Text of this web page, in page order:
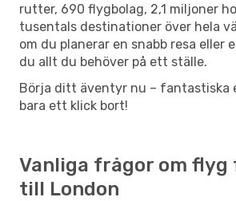
rutter, 690 flygbolag, 2,1 miljoner
tusentals destinationer över hela
om du planerar en snabb resa eller
du allt du behöver på ett ställe.
Börja ditt äventyr nu – fantastiska
bara ett klick bort!
Vanliga frågor om flyg
till London